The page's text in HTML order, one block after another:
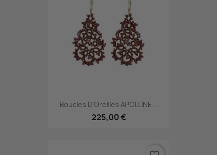
Boucles D'Oreilles APOLLINE...
225,00 €